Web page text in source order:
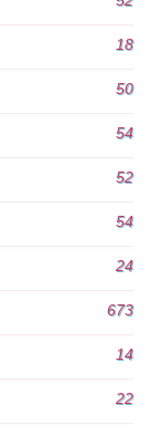
18
50
54
52
54
24
673
14
22